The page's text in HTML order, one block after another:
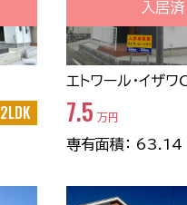
2LDK
入居済
エトワール・イザワ
7.5 万円
専有面積： 63.14